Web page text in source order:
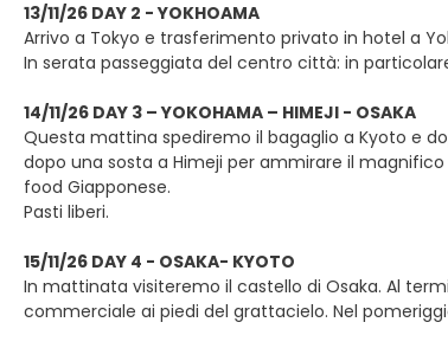
13/11/26 DAY 2 - YOKHOAMA
Arrivo a Tokyo e trasferimento privato in hotel a
In serata passeggiata del centro città: in
14/11/26 DAY 3 – YOKOHAMA – HIMEJI - OSAKA
Questa mattina spediremo il bagaglio a Kyoto e
dopo una sosta a Himeji per ammirare il
food Giapponese.
Pasti liberi.
15/11/26 DAY 4 - OSAKA- KYOTO
In mattinata visiteremo il castello di Osaka. Al
commerciale ai piedi del grattacielo. Nel